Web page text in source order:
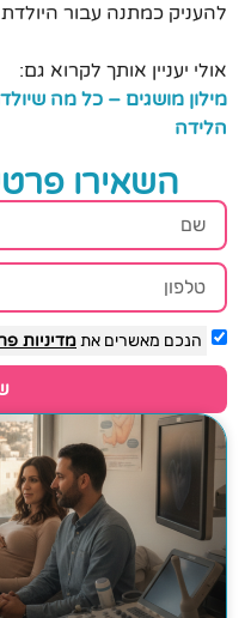
להעניק כמתנה עבור
אולי יעניין אותך לקרוא גם:
מילון מושגים – כל מה
הלידה
השאירו
הנכם מאשרים אתמדיניות